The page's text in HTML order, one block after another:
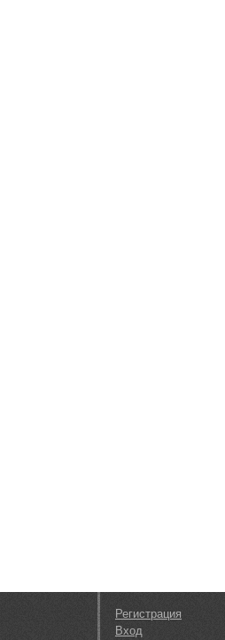
Регистрация
Вход